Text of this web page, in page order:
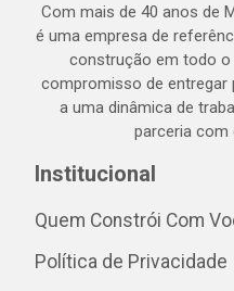
Com mais de 40 anos de
é uma empresa de
construção em todo o
compromisso de entregar
a uma dinâmica de
parceria com
Institucional
Quem Constrói Com
Política de Privacidade